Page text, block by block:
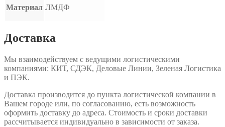
Материал ЛМДФ
Доставка
Мы взаимодействуем с ведущими логистическими
компаниями: КИТ, СДЭК, Деловые Линии, Зеленая Логистика
и ПЭК.
Доставка производится до пункта логистической компании в
Вашем городе или, по согласованию, есть возможность
оформить доставку до адреса. Стоимость и сроки доставки
рассчитывается индивидуально в зависимости от заказа.